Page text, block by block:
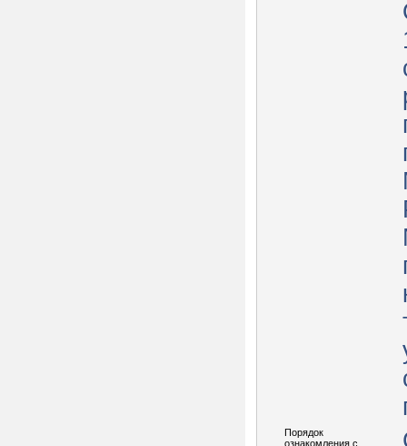
Порядок
ознакомления с